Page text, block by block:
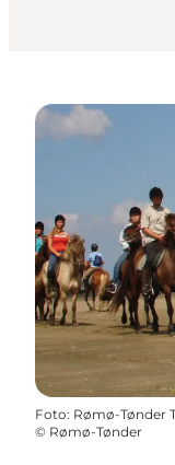
Foto: Rømø-Tønder
© Rømø-Tønder